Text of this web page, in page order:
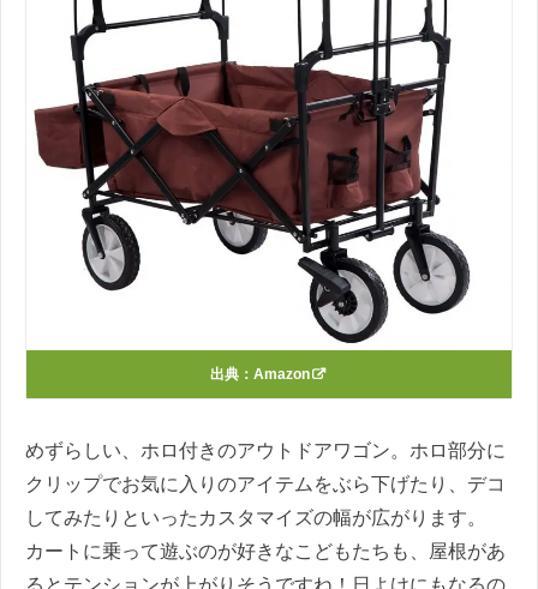
出典： Amazon
めずらしい、ホロ付きのアウトドアワゴン。ホロ部分に
クリップでお気に入りのアイテムをぶら下げたり、デコ
してみたりといったカスタマイズの幅が広がります。
カートに乗って遊ぶのが好きなこどもたちも、屋根があ
るとテンションが上がりそうですね！日よけにもなるの